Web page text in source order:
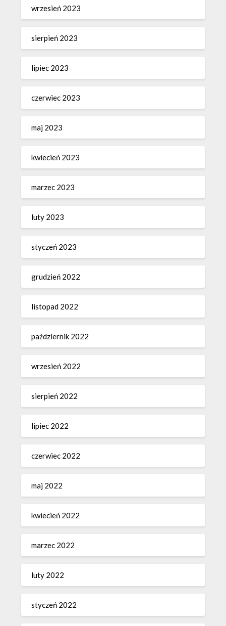
wrzesień 2023
sierpień 2023
lipiec 2023
czerwiec 2023
maj 2023
kwiecień 2023
marzec 2023
luty 2023
styczeń 2023
grudzień 2022
listopad 2022
październik 2022
wrzesień 2022
sierpień 2022
lipiec 2022
czerwiec 2022
maj 2022
kwiecień 2022
marzec 2022
luty 2022
styczeń 2022